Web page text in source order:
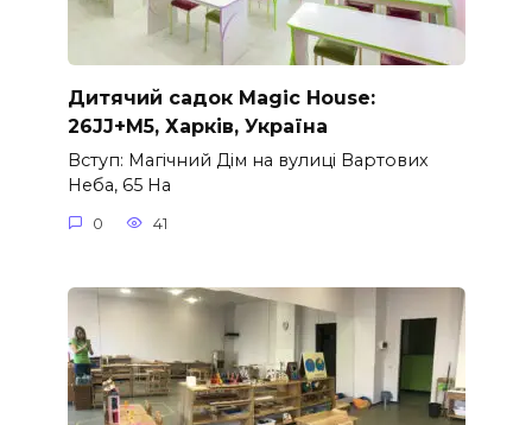
Дитячий садок Magic House:
26JJ+M5, Харків, Україна
Вступ: Магічний Дім на вулиці Вартових
Неба, 65 На
0 41